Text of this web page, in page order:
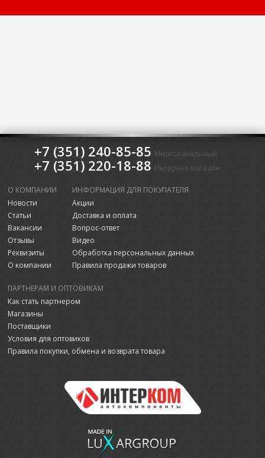
+7 (351) 240-85-85 Многоканальный
+7 (351) 220-18-88 Интернет-магазин
О КОМПАНИИ
Новости
Статьи
Вакансии
Отзывы
Реквизиты
О компании
ИНФОРМАЦИЯ ДЛЯ ПОКУПАТЕЛЯ
Акции
Доставка и оплата
Вопрос-ответ
Видео
Обработка персональных данных
Правила продажи товаров
ПАРТНЕРАМ И ОПТОВИКАМ
Как стать партнером
Магазины
Поставщики
Условия для оптовиков
Правила покупки, обмена и возврата товара